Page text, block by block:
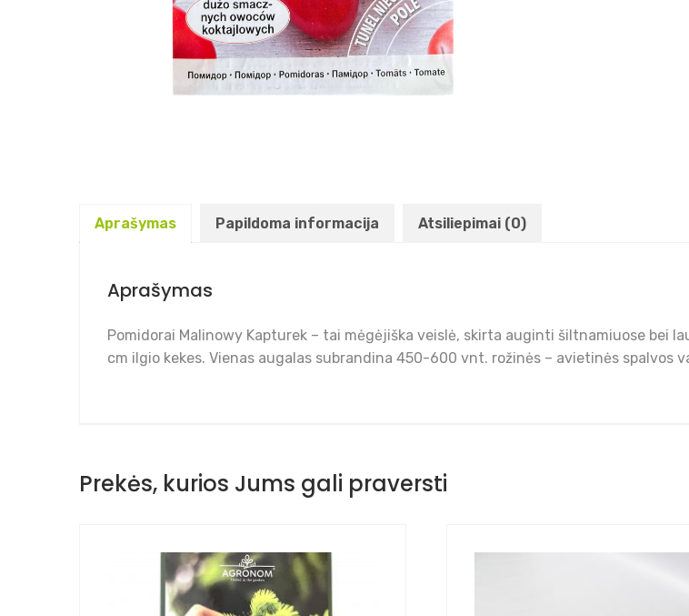
Aprašymas Papildoma informacija Atsiliepimai (0)
Aprašymas
Pomidorai Malinowy Kapturek – tai mėgėjiška veislė, skirta auginti šiltnamiuose bei
cm ilgio kekes. Vienas augalas subrandina 450-600 vnt. rožinės – avietinės spalvos
Prekės, kurios Jums gali praversti